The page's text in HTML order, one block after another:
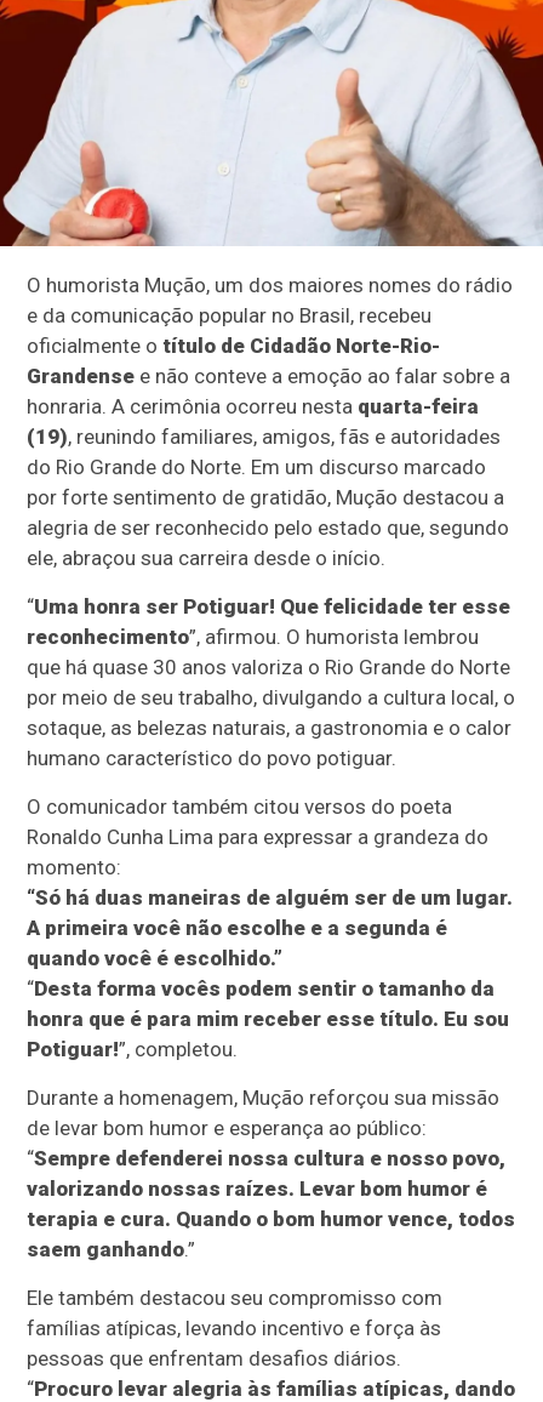
O humorista Mução, um dos maiores nomes do rádio
e da comunicação popular no Brasil, recebeu
oficialmente otítulo de Cidadão Norte-Rio-
Grandense e não conteve a emoção ao falar sobre a
honraria. A cerimônia ocorreu nesta quarta-feira
(19), reunindo familiares, amigos, fãs e autoridades
do Rio Grande do Norte. Em um discurso marcado
por forte sentimento de gratidão, Mução destacou a
alegria de ser reconhecido pelo estado que, segundo
ele, abraçou sua carreira desde o início.
“Uma honra ser Potiguar! Que felicidade ter esse
reconhecimento”, afirmou. O humorista lembrou
que há quase 30 anos valoriza o Rio Grande do Norte
por meio de seu trabalho, divulgando a cultura local, o
sotaque, as belezas naturais, a gastronomia e o calor
humano característico do povo potiguar.
O comunicador também citou versos do poeta
Ronaldo Cunha Lima para expressar a grandeza do
momento:
“Só há duas maneiras de alguém ser de um lugar.
A primeira você não escolhe e a segunda é
quando você é escolhido.”
“Desta forma vocês podem sentir o tamanho da
honra que é para mim receber esse título. Eu sou
Potiguar!”, completou.
Durante a homenagem, Mução reforçou sua missão
de levar bom humor e esperança ao público:
“Sempre defenderei nossa cultura e nosso povo,
valorizando nossas raízes. Levar bom humor é
terapia e cura. Quando o bom humor vence, todos
saem ganhando.”
Ele também destacou seu compromisso com
famílias atípicas, levando incentivo e força às
pessoas que enfrentam desafios diários.
“Procuro levar alegria às famílias atípicas, dando